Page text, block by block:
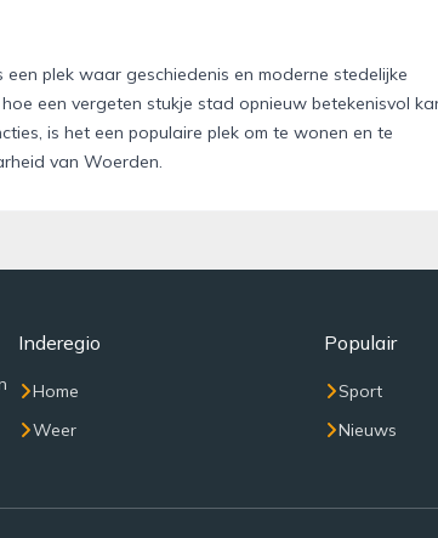
plek waar geschiedenis en moderne stedelijke
een vergeten stukje stad opnieuw betekenisvol
is het een populaire plek om te wonen en te
van Woerden.
Inderegio
Home
Weer
Populair
Sport
Nieuws